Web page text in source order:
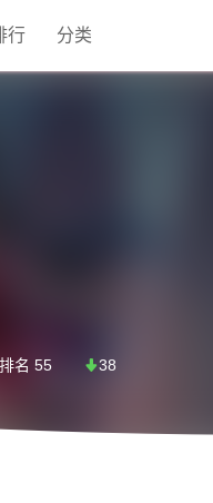
行 分类
排名 55 38